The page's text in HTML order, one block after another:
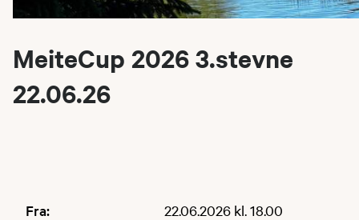
MeiteCup 2026 3.stevne
22.06.26
Fra: 22.06.2026 kl. 18.00